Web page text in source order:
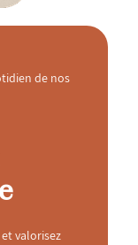
de nos
valorisez